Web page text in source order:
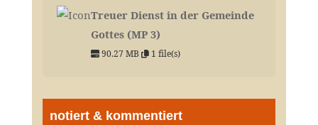
Treuer Dienst in der Gemeinde
Gottes (MP 3)
90.27 MB 1 file(s)
notiert & kommentiert